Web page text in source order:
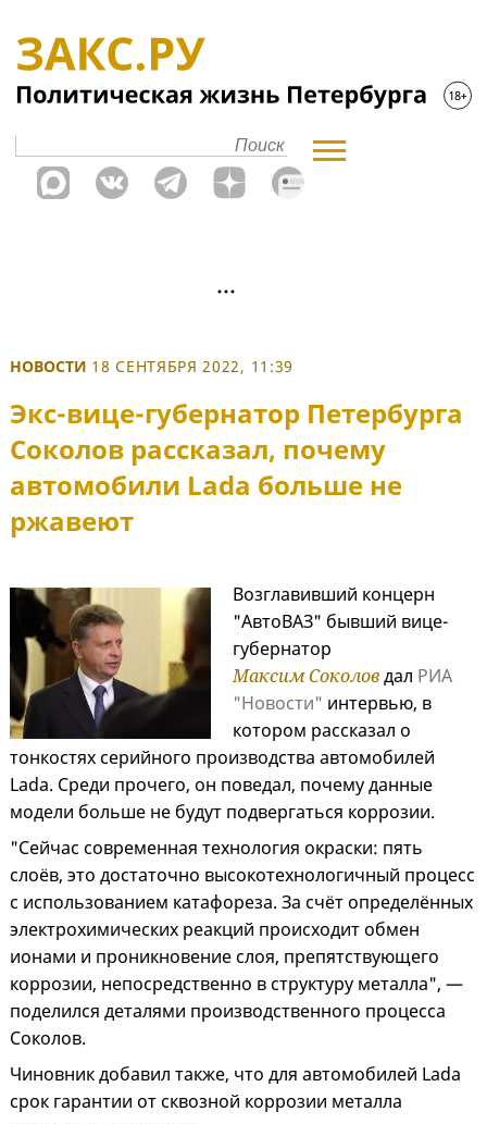
НОВОСТИ 18 СЕНТЯБРЯ 2022, 11:39
Экс-вице-губернатор Петербурга
Соколов рассказал, почему
автомобили Lada больше не
ржавеют
Возглавивший концерн
"АвтоВАЗ" бывший вице-
губернатор
Максим Соколовдал РИА
"Новости" интервью, в
котором рассказал о
тонкостях серийного производства автомобилей
Lada. Среди прочего, он поведал, почему данные
модели больше не будут подвергаться коррозии.
"Сейчас современная технология окраски: пять
слоёв, это достаточно высокотехнологичный процесс
с использованием катафореза. За счёт определённых
электрохимических реакций происходит обмен
ионами и проникновение слоя, препятствующего
коррозии, непосредственно в структуру металла", —
поделился деталями производственного процесса
Соколов.
Чиновник добавил также, что для автомобилей Lada
срок гарантии от сквозной коррозии металла